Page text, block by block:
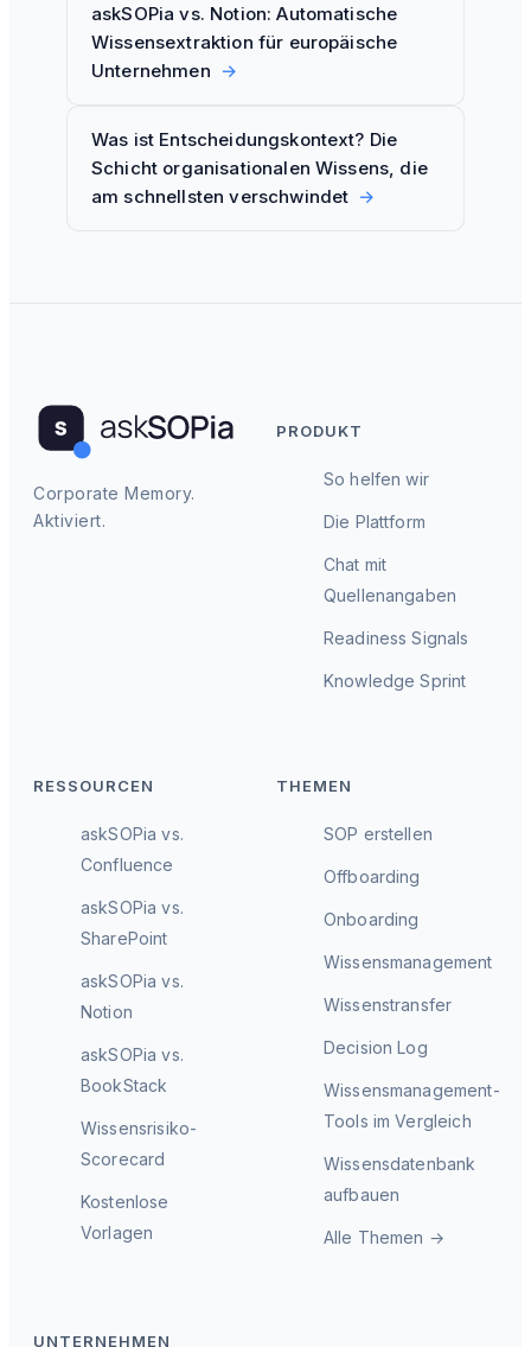
askSOPia vs. Notion: Automatische
Wissensextraktion für europäische
Unternehmen →
Was ist Entscheidungskontext? Die
Schicht organisationalen Wissens, die
am schnellsten verschwindet →
Corporate Memory.
Aktiviert.
PRODUKT
So helfen wir
Die Plattform
Chat mit
Quellenangaben
Readiness Signals
Knowledge Sprint
RESSOURCEN
askSOPia vs.
Confluence
askSOPia vs.
SharePoint
askSOPia vs.
Notion
askSOPia vs.
BookStack
Wissensrisiko-
Scorecard
Kostenlose
Vorlagen
THEMEN
SOP erstellen
Offboarding
Onboarding
Wissensmanagement
Wissenstransfer
Decision Log
Wissensmanagement-
Tools im Vergleich
Wissensdatenbank
aufbauen
Alle Themen →
UNTERNEHMEN